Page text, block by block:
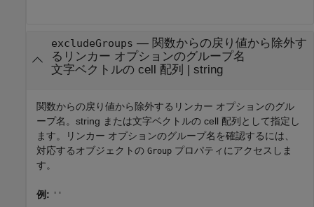
excludeGroups — 関数からの戻り値から除外す
るリンカー オプションのグループ名
文字ベクトルの cell 配列 | string
関数からの戻り値から除外するリンカー オプションのグル
ープ名。string または文字ベクトルの cell 配列として指定し
ます。リンカー オプションのグループ名を確認するには、
対応するオブジェクトの Group プロパティにアクセスしま
す。
例: ''